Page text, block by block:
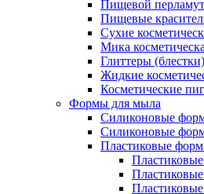
Пищевой
Пищевые
Сухие
Мика
Глиттеры (блестки)
Жидкие
Косметические
Формы для мыла
Силиконовые
Силиконовые
Пластиковые